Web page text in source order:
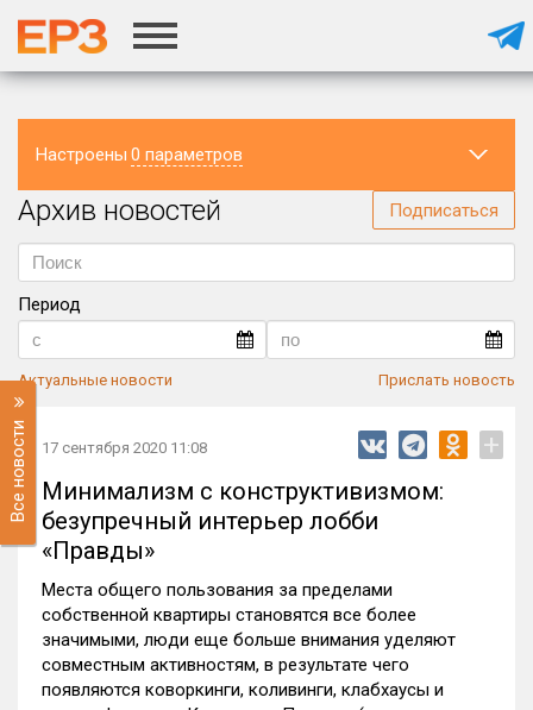
Настроены 0 параметров
Регион
Архив новостей Подписаться
Период
Актуальные новости Прислать новость
Все новости 17 сентября 2020 11:08 +
Минимализм с конструктивизмом:
безупречный интерьер лобби
«Правды»
Места общего пользования за пределами
собственной квартиры становятся все более
значимыми, люди еще больше внимания уделяют
совместным активностям, в результате чего
появляются коворкинги, коливинги, клабхаусы и